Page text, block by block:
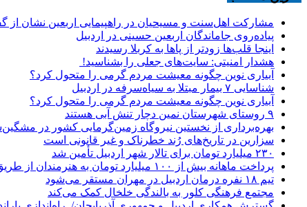
مشارکت اهل‌سنت و مسیحیان در راهپیمایی اربعین نشان از
پیاده‌روی جاماندگان اربعین حسینی در اردبیل
اینجا قلب‌ها زودتر از پاها به کربلا رسیدند
هشدار امنیتی: سایت‌های جعلی را بشناسید!
آبیاری نوین چگونه معیشت مردم گرمی را متحول کرد؟
شناسایی ۷ بیمار مبتلا به سیاه‌سرفه در اردبیل
آبیاری نوین چگونه معیشت مردم گرمی را متحول کرد؟
۹ روستای شهرستان نمین دچار تنش آبی هستند
بهره‌برداری از نخستین نیروگاه زمین‌گرمایی کشور در
سزارین در تاریخ‌های رُند خطرناک و غیر قانونی است
۲۳۰ میلیارد تومان برای تالار شهر اردبیل تأمین شد
پرداخت ماهانه بیش از ۱۰۰ میلیارد تومان به هنرمندان از طریق صندوق هنر
تیم ۱۸ نفره درمان اردبیل در مهران مستقر می‌شود
مجتمع فرهنگی کلور به بالندگی خلخال کمک می‌کند